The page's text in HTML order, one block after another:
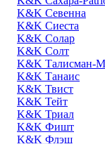
K&K Севенна
K&K Сиеста
K&K Солар
K&K Солт
K&K Талисман-
K&K Танаис
K&K Твист
K&K Тейт
K&K Триал
K&K Фишт
K&K Флэш